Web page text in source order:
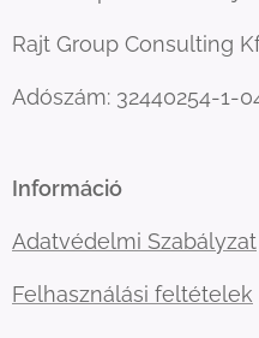
Rajt Group Consulting
Adószám: 32440254-1-
Információ
Adatvédelmi Szabályzat
Felhasználási feltételek